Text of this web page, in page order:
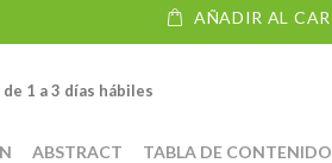
AÑADIR AL
1 a 3 días hábiles
ABSTRACT TABLA DE